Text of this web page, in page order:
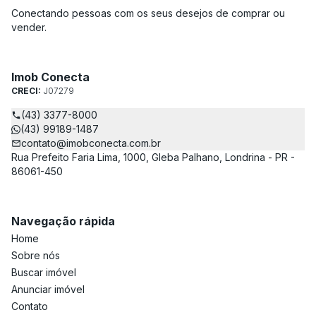
Conectando pessoas com os seus desejos de comprar ou
vender.
Imob Conecta
CRECI: J07279
(43) 3377-8000
(43) 99189-1487
contato@imobconecta.com.br
Rua Prefeito Faria Lima, 1000, Gleba Palhano, Londrina - PR -
86061-450
Navegação rápida
Home
Sobre nós
Buscar imóvel
Anunciar imóvel
Contato